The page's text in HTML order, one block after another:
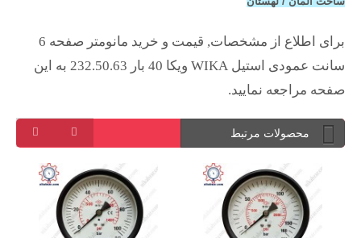
برای اطلاع از مشخصات, قیمت و خرید مانومتر صفحه 6
سانت عمودی استیل WIKA ویکا 40 بار 232.50.63 به این
صفحه مراجعه نمایید.
محصولات مرتبط